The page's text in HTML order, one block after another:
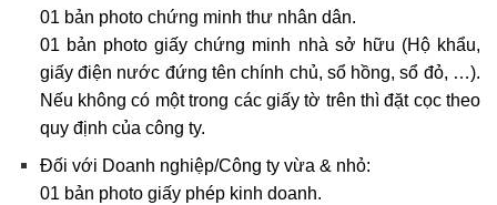
01 bản photo chứng minh thư nhân dân.
01 bản photo giấy chứng minh nhà sở hữu (Hộ khẩu,
giấy điện nước đứng tên chính chủ, sổ hồng, sổ đỏ, …).
Nếu không có một trong các giấy tờ trên thì đặt cọc theo
quy định của công ty.
Đối với Doanh nghiệp/Công ty vừa & nhỏ:
01 bản photo giấy phép kinh doanh.